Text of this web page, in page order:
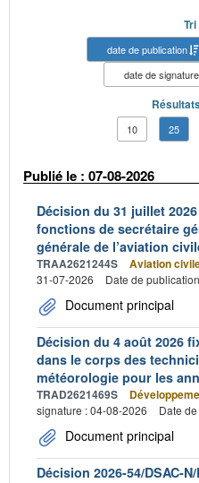
date de publication
date de signature
10 25
Publié le : 07-08-2026
Décision du 31 juillet
fonctions de secrétaire
générale de l’aviation
TRAA2621244S Aviation
31-07-2026
Date de
Document principal
Décision du 4 août 2026
dans le corps des
météorologie pour les
TRAD2621469S
signature : 04-08-2026
Date
Document principal
Décision 2026-54/DSAC-